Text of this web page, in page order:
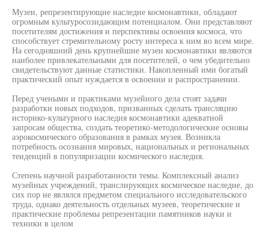
Музеи, репрезентирующие наследие космонавтики, обладают
огромным культуросозидающим потенциалом. Они представляют
посетителям достижения и перспективы освоения космоса, что
способствует стремительному росту интереса к ним во всем мире.
На сегодняшний день крупнейшие музеи космонавтики являются
наиболее привлекательными для посетителей, о чем убедительно
свидетельствуют данные статистики. Накопленный ими богатый
практический опыт нуждается в освоении и распространении.
Перед учеными и практиками музейного дела стоят задачи
разработки новых подходов, призванных сделать трансляцию
историко-культурного наследия космонавтики адекватной
запросам общества, создать теоретико-методологические основы
аэрокосмического образования в рамках музея. Возникла
потребность осознания мировых, национальных и региональных
тенденций в популяризации космического наследия.
Степень научной разработанности темы. Комплексный анализ
музейных учреждений, транслирующих космическое наследие, до
сих пор не являлся предметом специального исследовательского
труда, однако деятельность отдельных музеев, теоретические и
практические проблемы репрезентации памятников науки и
техники в целом